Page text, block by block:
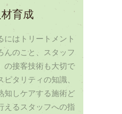
材育成
にはトリートメント
んのこと、スタッフ
の接客技術も大切で
タリティの知識、
知しケアする施術ど
えるスタッフへの指